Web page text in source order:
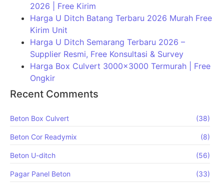
2026 | Free Kirim
Harga U Ditch Batang Terbaru 2026 Murah Free
Kirim Unit
Harga U Ditch Semarang Terbaru 2026 –
Supplier Resmi, Free Konsultasi & Survey
Harga Box Culvert 3000×3000 Termurah | Free
Ongkir
Recent Comments
Beton Box Culvert (38)
Beton Cor Readymix (8)
Beton U-ditch (56)
Pagar Panel Beton (33)